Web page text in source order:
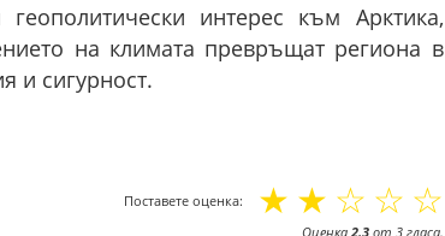
интерес към Арктика,
на климата превръщат региона в
и сигурност.
Поставете оценка: ☆
☆
☆
☆
☆
Оценка 2.3от 3гласа.